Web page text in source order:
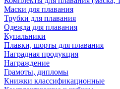
Маски для плавания
Трубки для плавания
Одежда для плавания
Купальники
Плавки, шорты для плавания
Наградная продукция
Награждение
Грамоты, дипломы
Книжки классификационные